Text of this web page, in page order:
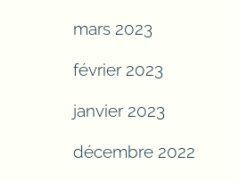
mars 2023
février 2023
janvier 2023
décembre 2022